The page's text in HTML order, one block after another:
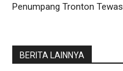
Penumpang Tronton Tewas
BERITA LAINNYA